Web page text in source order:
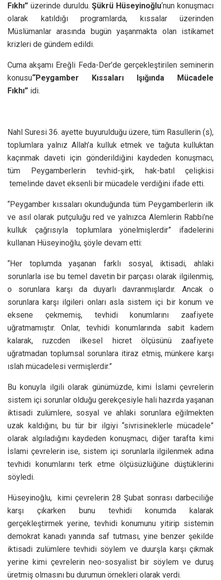
Fıkhı” üzerinde duruldu.Şükrü Hüseyinoğlu‘nun konuşmacı
olarak katıldığı programlarda, kıssalar üzerinden
Müslümanlar arasında bugün yaşanmakta olan istikamet
krizleri de gündem edildi.
Cuma akşamı Ereğli Feda-Der’de gerçekleştirilen seminerin
konusu“Peygamber Kıssaları Işığında Mücadele
Fıkhı” idi.
Nahl Suresi 36. ayette buyurulduğu üzere, tüm Rasullerin (s),
toplumlara yalnız Allah’a kulluk etmek ve tağuta kulluktan
kaçınmak daveti için gönderildiğini kaydeden konuşmacı,
tüm Peygamberlerin tevhid-şirk, hak-batıl çelişkisi
temelinde davet eksenli bir mücadele verdiğini ifade etti.
“Peygamber kıssaları okunduğunda tüm Peygamberlerin ilk
ve asıl olarak putçuluğu red ve yalnızca Alemlerin Rabbi’ne
kulluk çağrısıyla toplumlara yönelmişlerdir” ifadelerini
kullanan Hüseyinoğlu, şöyle devam etti:
“Her toplumda yaşanan farklı sosyal, iktisadi, ahlaki
sorunlarla ise bu temel davetin bir parçası olarak ilgilenmiş,
o sorunlara karşı da duyarlı davranmışlardır. Ancak o
sorunlara karşı ilgileri onları asla sistem içi bir konum ve
eksene çekmemiş, tevhidi konumlarını zaafiyete
uğratmamıştır. Onlar, tevhidi konumlarında sabit kadem
kalarak, ruzcden ilkesel hicret ölçüsünü zaafiyete
uğratmadan toplumsal sorunlara itiraz etmiş, münkere karşı
ıslah mücadelesi vermişlerdir.”
Bu konuyla ilgili olarak günümüzde, kimi İslami çevrelerin
sistem içi sorunlar olduğu gerekçesiyle hali hazırda yaşanan
iktisadi zulümlere, sosyal ve ahlaki sorunlara eğilmekten
uzak kaldığını, bu tür bir ilgiyi “sivrisineklerle mücadele”
olarak algıladığını kaydeden konuşmacı, diğer tarafta kimi
İslami çevrelerin ise, sistem içi sorunlarla ilgilenmek adına
tevhidi konumlarını terk etme ölçüsüzlüğüne düştüklerini
söyledi.
Hüseyinoğlu, kimi çevrelerin 28 Şubat sonrası darbeciliğe
karşı çıkarken bunu tevhidi konumda kalarak
gerçekleştirmek yerine, tevhidi konumunu yitirip sistemin
demokrat kanadı yanında saf tutması, yine benzer şekilde
iktisadi zulümlere tevhidi söylem ve duurşla karşı çıkmak
yerine kimi çevrelerin neo-sosyalist bir söylem ve duruş
üretmiş olmasını bu durumun örnekleri olarak verdi.